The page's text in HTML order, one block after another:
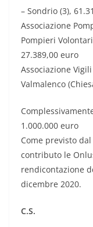
– Sondrio (3),
Associazione
Pompieri
27.389,00 euro
Associazione
Valmalenco
1.000.000 euro
Come previsto
contributo le
rendicontazione
dicembre 2020.
C.S.